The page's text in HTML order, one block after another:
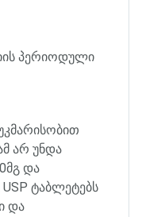
პერიოდული
არ უნდა
მგ და
USP ტაბლეტებს
და